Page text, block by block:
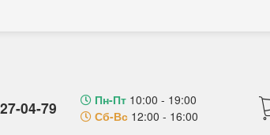
04-79 Пн-Пт 10:00 - 19:00
Сб-Вс 12:00 - 16:00